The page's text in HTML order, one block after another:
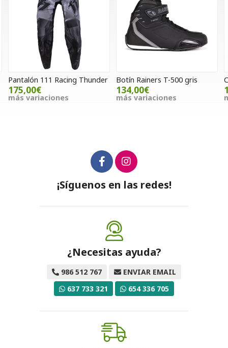
111 Racing Thunder
variaciones
Botín Rainers T-500 gris
134,00€
más variaciones
¡Síguenos en las redes!
¿Necesitas ayuda?
986 512 767
ENVIAR EMAIL
637 733 321
654 336 705